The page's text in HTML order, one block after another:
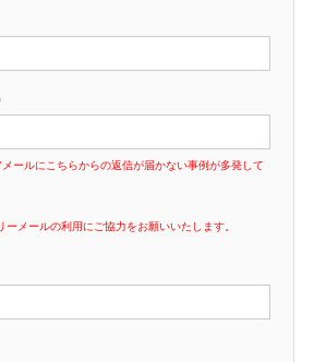
ールにこちらからの返信が届かない事例が多発して
メールの利用にご協力をお願いいたします。